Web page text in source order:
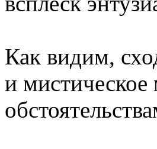
Как видим,
и